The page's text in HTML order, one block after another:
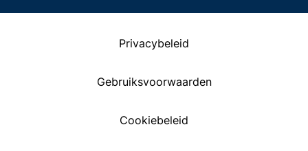
Privacybeleid
Gebruiksvoorwaarden
Cookiebeleid